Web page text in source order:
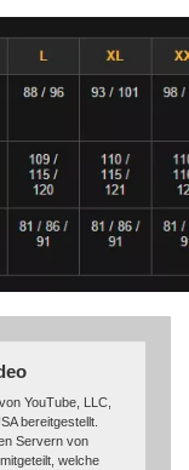
YouTube, LLC,
bereitgestellt.
Servern von
welche